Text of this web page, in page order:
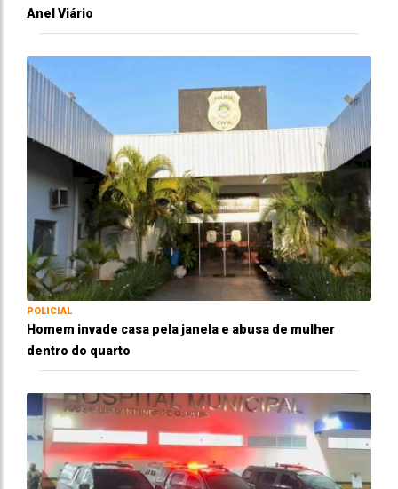
Anel Viário
POLICIAL
Homem invade casa pela janela e abusa de mulher
dentro do quarto